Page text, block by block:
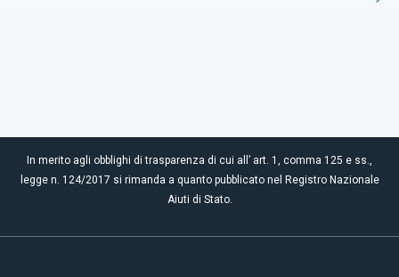
In merito agli obblighi di trasparenza di cui all’ art. 1, comma 125 e ss.,
legge n. 124/2017 si rimanda a quanto pubblicato nel Registro Nazionale
Aiuti di Stato.